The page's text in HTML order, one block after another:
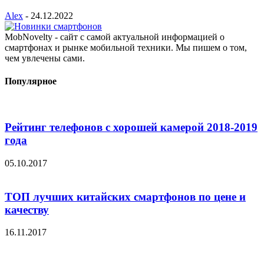
Alex - 24.12.2022
MobNovelty - сайт с самой актуальной информацией о
смартфонах и рынке мобильной техники. Мы пишем о том,
чем увлечены сами.
Популярное
Рейтинг телефонов с хорошей камерой 2018-2019
года
05.10.2017
ТОП лучших китайских смартфонов по цене и
качеству
16.11.2017